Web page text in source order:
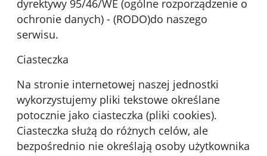
dyrektywy 95/46/WE (ogólne rozporządzenie o
ochronie danych) - (RODO)do naszego
serwisu.
Ciasteczka
Na stronie internetowej naszej jednostki
wykorzystujemy pliki tekstowe określane
potocznie jako ciasteczka (pliki cookies).
Ciasteczka służą do różnych celów, ale
bezpośrednio nie określają osoby użytkownika